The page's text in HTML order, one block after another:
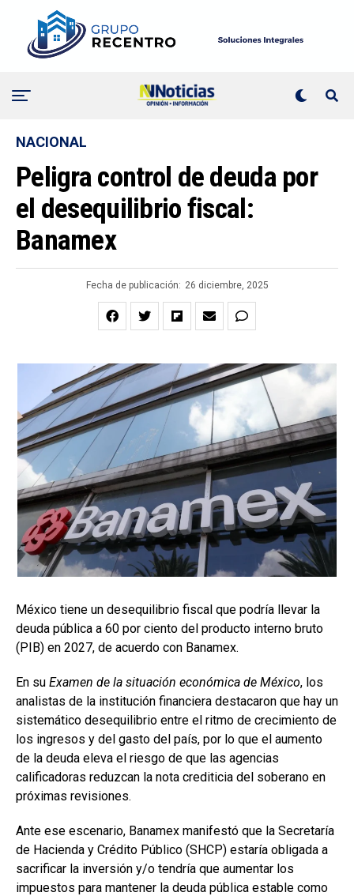
NACIONAL
Peligra control de deuda por
el desequilibrio fiscal:
Banamex
Fecha de publicación: 26 diciembre, 2025
México tiene un desequilibrio fiscal que podría llevar la
deuda pública a 60 por ciento del producto interno bruto
(PIB) en 2027, de acuerdo con Banamex.
En su Examen de la situación económica de México, los
analistas de la institución financiera destacaron que hay un
sistemático desequilibrio entre el ritmo de crecimiento de
los ingresos y del gasto del país, por lo que el aumento
de la deuda eleva el riesgo de que las agencias
calificadoras reduzcan la nota crediticia del soberano en
próximas revisiones.
Ante ese escenario, Banamex manifestó que la Secretaría
de Hacienda y Crédito Público (SHCP) estaría obligada a
sacrificar la inversión y/o tendría que aumentar los
impuestos para mantener la deuda pública estable como